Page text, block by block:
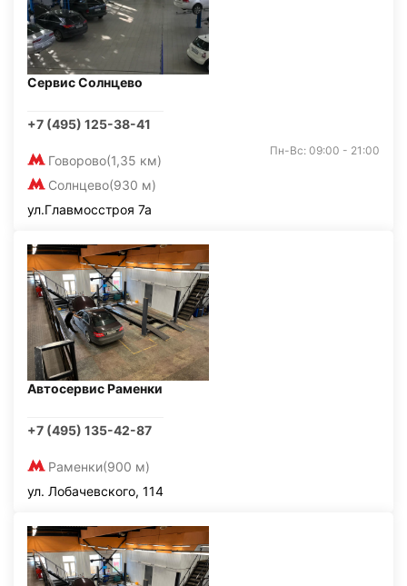
Сервис Солнцево
+7 (495) 125-38-41
Говорово(1,35 км)
Солнцево(930 м)
Пн-Вс: 09:00 - 21:00
ул.Главмосстроя 7а
Автосервис Раменки
+7 (495) 135-42-87
Раменки(900 м)
ул. Лобачевского, 114